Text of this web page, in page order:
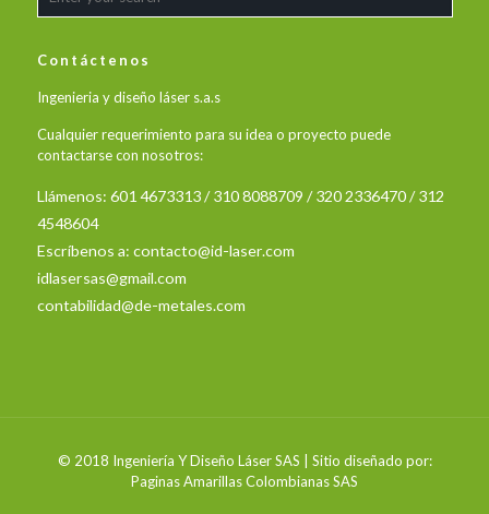
Contáctenos
Ingenieria y diseño láser s.a.s
Cualquier requerimiento para su idea o proyecto puede
contactarse con nosotros:
Llámenos: 601 4673313 / 310 8088709 / 320 2336470 / 312
4548604
Escríbenos a: contacto@id-laser.com
idlasersas@gmail.com
contabilidad@de-metales.com
© 2018 Ingeniería Y Diseño Láser SAS | Sitio diseñado por:
Paginas Amarillas Colombianas SAS